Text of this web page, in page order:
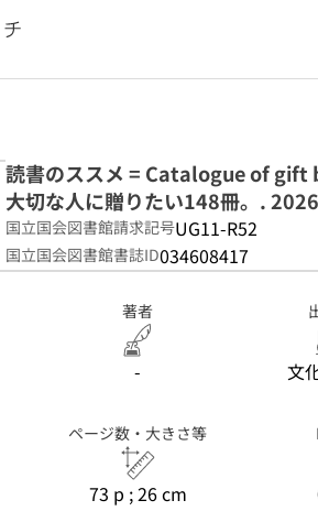
読書のススメ = Catalogue of gift
大切な人に贈りたい148冊。. 2026
国立国会図書館請求記号UG11-R52
国立国会図書館書誌ID034608417
著者
- 文
ページ数・大きさ等
73 p ; 26 cm